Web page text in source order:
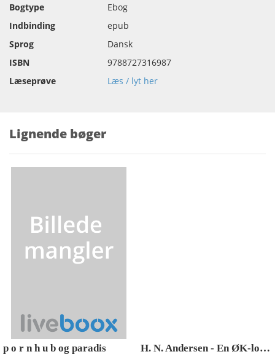
Bogtype
Ebog
Indbinding
epub
Sprog
Dansk
ISBN
9788727316987
Læseprøve
Læs / lyt her
Lignende bøger
p o r n h u b og paradis H. N. Andersen - En ØK-logisk livsberetning